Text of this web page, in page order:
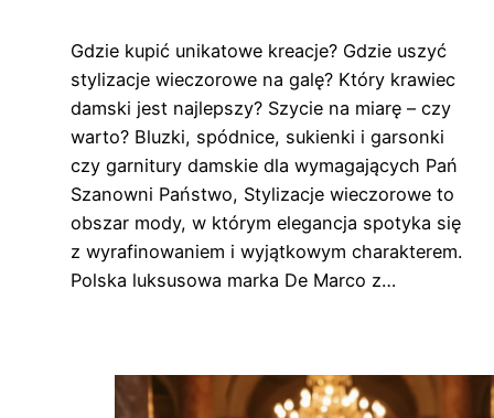
Gdzie kupić unikatowe kreacje? Gdzie uszyć
stylizacje wieczorowe na galę? Który krawiec
damski jest najlepszy? Szycie na miarę – czy
warto? Bluzki, spódnice, sukienki i garsonki
czy garnitury damskie dla wymagających Pań
Szanowni Państwo, Stylizacje wieczorowe to
obszar mody, w którym elegancja spotyka się
z wyrafinowaniem i wyjątkowym charakterem.
Polska luksusowa marka De Marco z…